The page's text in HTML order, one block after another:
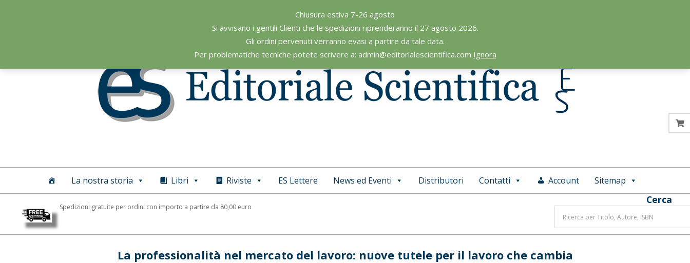
Chiusura estiva 7-26 agosto
Si avvisano i gentili Clienti che le spedizioni riprenderanno il 27 agosto 2026.
Gli ordini pervenuti verranno evasi a partire da tale data.
Per problematiche tecniche potete scrivere a: admin@editorialescientifica.com Ignora
Editoriale
Scientifica
Primary
La nostra storia Libri Riviste ES Lettere News ed Eventi Distributori Contatti Account Sitemap
Spedizioni gratuite per ordini con importo a partire da 80,00 euro
Cerca
La professionalità nel mercato del lavoro: nuove tutele per il lavoro che cambia